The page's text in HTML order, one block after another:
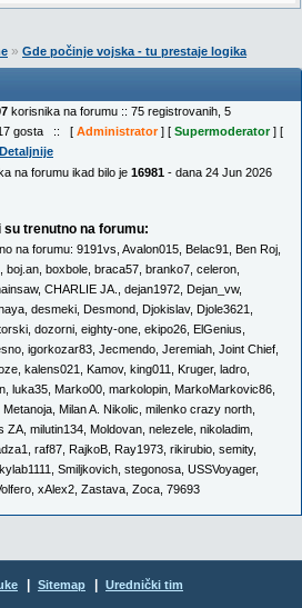
» Gde počinje vojska - tu prestaje logika
korisnika na forumu :: 75 registrovanih, 5
gosta :: [ Administrator] [ Supermoderator] [
Detaljnije
na forumu ikad bilo je 16981 - dana 24 Jun 2026
su trenutno na forumu:
na forumu: 9191vs Avalon015 Belac91 Ben Roj
boj.an boxbole braca57 branko7 celeron
, CHARLIE JA. dejan1972 Dejan_vw,
desmeki Desmond Djokislav, Djole3621
dozorni eighty-one ekipo26 ElGenius
igorkozar83 Jecmendo Jeremiah Joint Chief
kalens021 Kamov, king011 Kruger, ladro
luka35 Marko00 markolopin MarkoMarkovic86
Metanoja Milan A. Nikolic milenko crazy north
ZA milutin134 Moldovan nelezele nikoladim
raf87 RajkoB Ray1973 rikirubio semity,
Smiljkovich stegonosa USSVoyager,
xAlex2 Zastava Zoca 79693
Sitemap Urednički tim